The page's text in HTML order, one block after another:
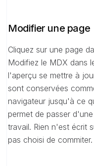
Modifier une page
Cliquez sur une page
Modifiez le MDX dans
l'aperçu se mettre à
sont conservées
navigateur jusqu'à ce
permet de passer
travail. Rien n'est écrit
pas choisi de commiter.